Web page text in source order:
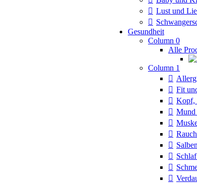
Lust und
Gesundheit
Column 0
Alle
Column 1
Fit
Kopf,
Mund
Salben